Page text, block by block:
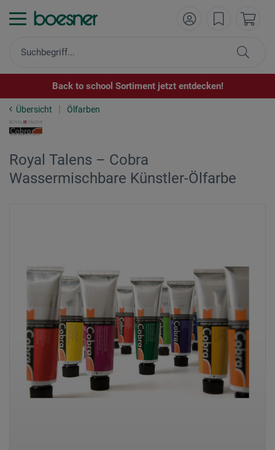
Back to school Sortiment jetzt entdecken!
Übersicht Ölfarben
Royal Talens – Cobra
Wassermischbare Künstler-Ölfarbe